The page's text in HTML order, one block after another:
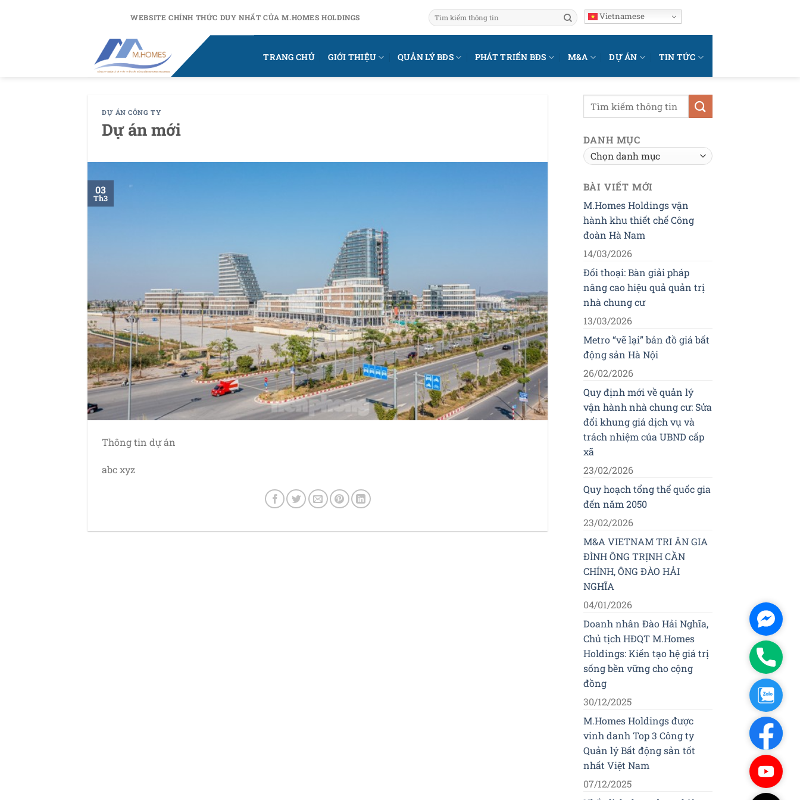
WEBSITE CHÍNH THỨC DUY NHẤT CỦA M.HOMES HOLDINGS Vietnamese
TRANG CHỦ GIỚI THIỆU QUẢN LÝ BĐS PHÁT TRIỂN BĐS M&A DỰ ÁN TIN TỨC
DỰ ÁN CÔNG TY
Dự án mới
03
Th3
Thông tin dự án
abc xyz
DANH MỤC
Danh
mục
BÀI VIẾT MỚI
M.Homes Holdings vận
hành khu thiết chế Công
đoàn Hà Nam
14/03/2026
Đối thoại: Bàn giải pháp
nâng cao hiệu quả quản trị
nhà chung cư
13/03/2026
Metro “vẽ lại” bản đồ giá bất
động sản Hà Nội
26/02/2026
Quy định mới về quản lý
vận hành nhà chung cư: Sửa
đổi khung giá dịch vụ và
trách nhiệm của UBND cấp
xã
23/02/2026
Quy hoạch tổng thể quốc gia
đến năm 2050
23/02/2026
M&A VIETNAM TRI ÂN GIA
ĐÌNH ÔNG TRỊNH CẦN
CHÍNH, ÔNG ĐÀO HẢI
NGHĨA
04/01/2026
Doanh nhân Đào Hải Nghĩa,
Chủ tịch HĐQT M.Homes
Holdings: Kiến tạo hệ giá trị
sống bền vững cho cộng
đồng
30/12/2025
M.Homes Holdings được
vinh danh Top 3 Công ty
Quản lý Bất động sản tốt
nhất Việt Nam
07/12/2025
Phone
Zalo